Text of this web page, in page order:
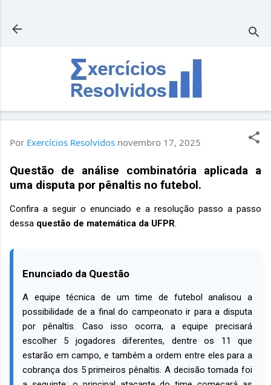
Por Exercícios Resolvidos novembro 17, 2025
Questão de análise combinatória aplicada a
uma disputa por pênaltis no futebol.
Confira a seguir o enunciado e a resolução passo a passo
dessa questão de matemática da UFPR
Enunciado da Questão
A equipe técnica de um time de futebol analisou a
possibilidade de a final do campeonato ir para a disputa
por pênaltis. Caso isso ocorra, a equipe precisará
escolher 5 jogadores diferentes, dentre os 11 que
estarão em campo, e também a ordem entre eles para a
cobrança dos 5 primeiros pênaltis. A decisão tomada foi